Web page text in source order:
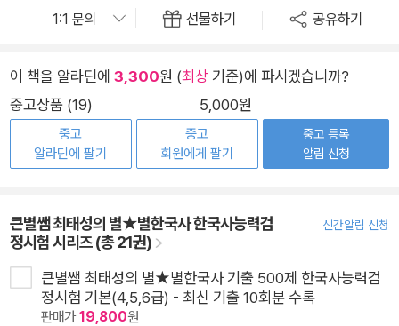
선물하기 공유하기
이 책을 알라딘에 3,300원 (최상 기준)에 파시겠습니까?
중고상품 (19) 5,000원
중고
알라딘에 팔기
중고
회원에게 팔기
중고 등록
알림 신청
큰별쌤 최태성의 별★별한국사 한국사능력검
정시험 시리즈 (총 21권)
신간알림 신청
큰별쌤 최태성의 별★별한국사 기출 500제 한국사능력검
정시험 기본(4,5,6급) - 최신 기출 10회분 수록
판매가19,800원